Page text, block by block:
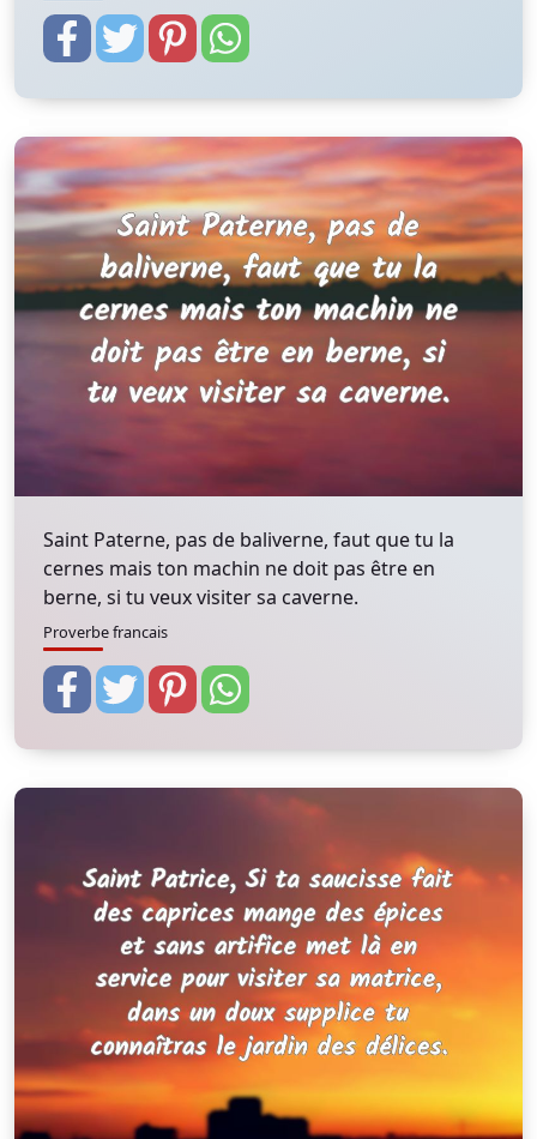
Saint Paterne, pas de baliverne, faut que tu la
cernes mais ton machin ne doit pas être en
berne, si tu veux visiter sa caverne.
Proverbe francais